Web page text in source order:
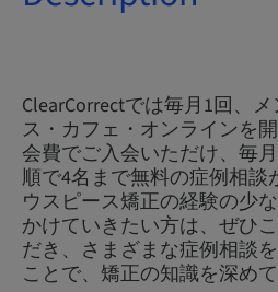
ClearCorrectでは毎月1回、
ス・カフェ・オンラインを
会費でご入会いただけ、毎
順で4名まで無料の症例相談
ウスピース矯正の経験の少
かけていきたい方は、ぜひ
だき、さまざまな症例相談
ことで、矯正の知識を深め